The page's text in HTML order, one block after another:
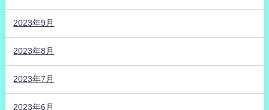
2023年9月
2023年8月
2023年7月
2023年6月